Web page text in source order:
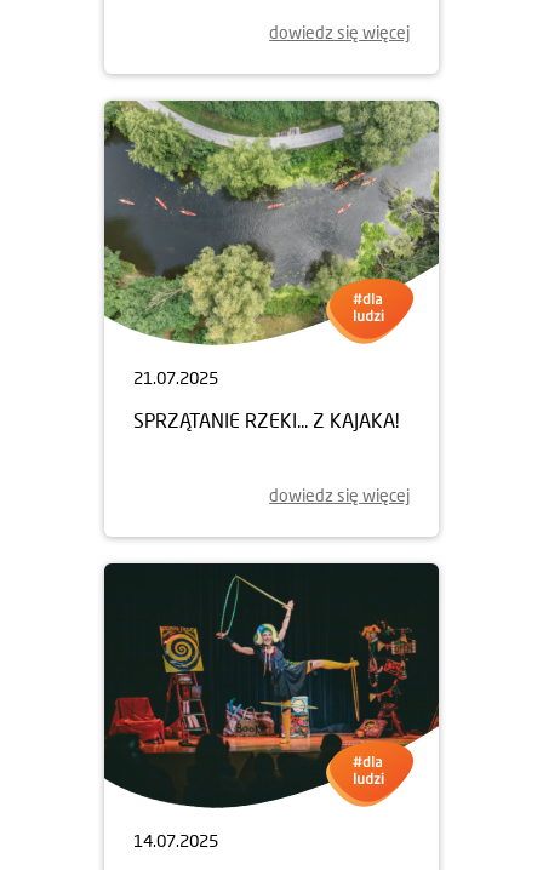
dowiedz się więcej
21.07.2025
SPRZĄTANIE RZEKI... Z KAJAKA!
dowiedz się więcej
14.07.2025